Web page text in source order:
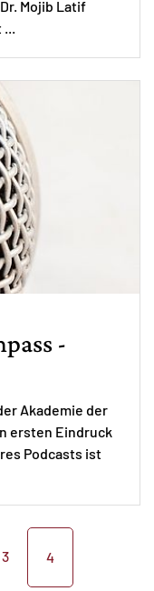
Mojib Latif
-
Akademie der
ersten Eindruck
Podcasts ist
3 4